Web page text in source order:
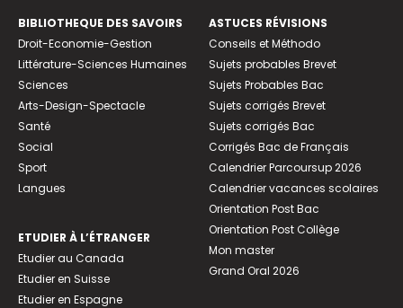
BIBLIOTHEQUE DES SAVOIRS
Droit-Economie-Gestion
Littérature-Sciences Humaines
Sciences
Arts-Design-Spectacle
Santé
Social
Sport
Langues
ETUDIER À L’ÉTRANGER
Etudier au Canada
Etudier en Suisse
Etudier en Espagne
ASTUCES RÉVISIONS
Conseils et Méthodo
Sujets probables Brevet
Sujets Probables Bac
Sujets corrigés Brevet
Sujets corrigés Bac
Corrigés Bac de Français
Calendrier Parcoursup 2026
Calendrier vacances scolaires
Orientation Post Bac
Orientation Post Collège
Mon master
Grand Oral 2026